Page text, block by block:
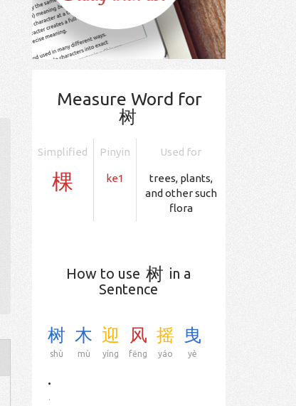
Measure Word for
树
Simplified Pinyin Used for
棵 ke1
trees, plants,
and other such
flora
How to use 树 in a
Sentence
树
shù
木
mù
迎
yíng
风
fēng
摇
yáo
曳
yè
.
.